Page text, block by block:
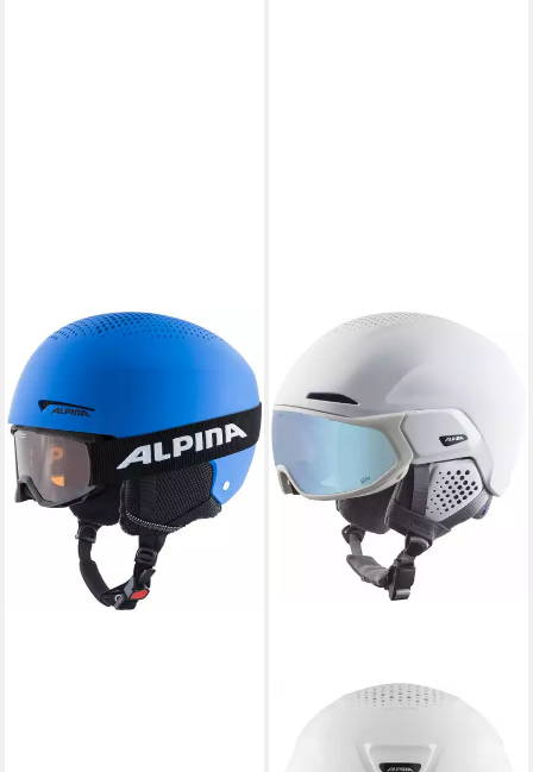
ALPINA SPORTS
Skihelm ZUPO SET (PINEY)
BLUE MATT
85,90 €
lieferbar - in 2-3 Werktagen bei dir